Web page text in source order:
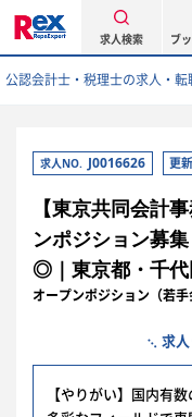
求人検索 ブ
公認会計士・税理士の求人・
求人NO. J0016626 更
【東京共同会計
ンポジション募
◎｜東京都・千代
オープンポジション（若手
求
【やりがい】国内有